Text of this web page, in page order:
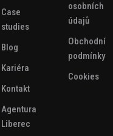
Case
studies
Blog
Kariéra
Kontakt
Agentura
Liberec
osobních
údajů
Obchodní
podmínky
Cookies